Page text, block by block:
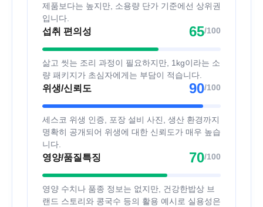
제품보다는 높지만, 소용량 단가 기준에선 상위권
입니다.
섭취 편의성 65/100
삶고 씻는 조리 과정이 필요하지만, 1kg이라는 소
량 패키지가 초심자에게는 부담이 적습니다.
위생/신뢰도 90/100
세스코 위생 인증, 포장 설비 사진, 생산 환경까지
명확히 공개되어 위생에 대한 신뢰도가 매우 높습
니다.
영양/품질특징 70/100
영양 수치나 품종 정보는 없지만, 건강한밥상 브
랜드 스토리와 콩국수 등의 활용 예시로 실용성은